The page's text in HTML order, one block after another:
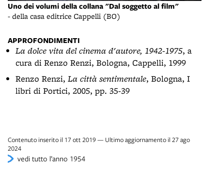
Uno dei volumi della collana "Dal soggetto al film"
- della casa editrice Cappelli (BO)
APPROFONDIMENTI
La dolce vita del cinema d'autore, 1942-1975, a
cura di Renzo Renzi, Bologna, Cappelli, 1999
Renzo Renzi, La città sentimentale, Bologna, I
libri di Portici, 2005, pp. 35-39
Contenuto inserito il 17 ott 2019 — Ultimo aggiornamento il 27 ago
2024
vedi tutto l’anno 1954